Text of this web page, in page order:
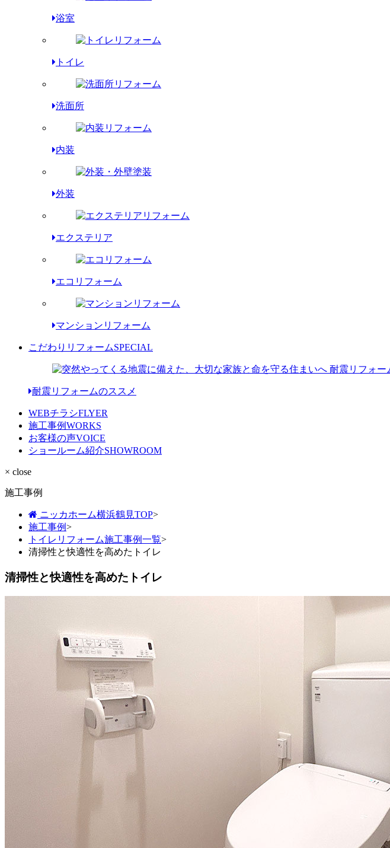
浴室
トイレ
洗面所
内装
外装
エクステリア
エコリフォーム
マンションリフォーム
こだわりリフォームSPECIAL
耐震リフォームのススメ
WEBチラシFLYER
施工事例WORKS
お客様の声VOICE
ショールーム紹介SHOWROOM
× close
施工事例
ニッカホーム横浜鶴見TOP>
施工事例>
トイレリフォーム施工事例一覧>
清掃性と快適性を高めたトイレ
清掃性と快適性を高めたトイレ